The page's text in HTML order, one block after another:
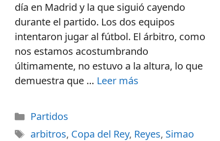
día en Madrid y la que siguió cayendo
durante el partido. Los dos equipos
intentaron jugar al fútbol. El árbitro, como
nos estamos acostumbrando
últimamente, no estuvo a la altura, lo que
demuestra que … Leer más
Partidos
arbitros, Copa del Rey, Reyes, Simao